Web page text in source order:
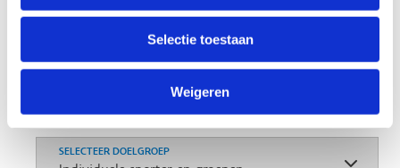
Selectie toestaan
Weigeren
Meer info & reserveer nu
+32 11 12 30 17
Stuur een bericht
SELECTEER DOELGROEP